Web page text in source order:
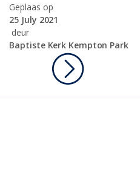
Geplaas op
25 July 2021
deur
Baptiste Kerk Kempton Park